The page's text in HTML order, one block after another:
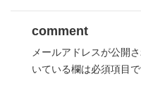
comment
メールアドレスが公開
いている欄は必須項目